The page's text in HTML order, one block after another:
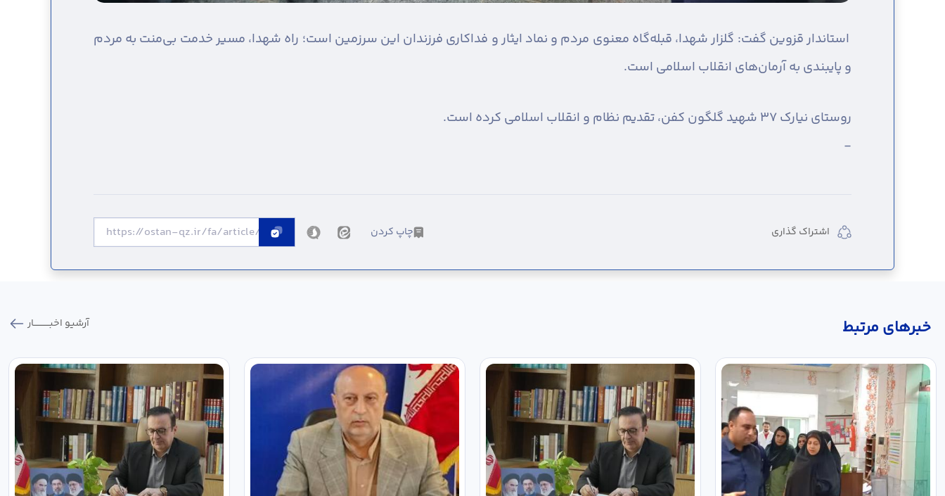
استاندار قزوین گفت: گلزار شهدا، قبله‌گاه معنوی مردم و نماد ایثار و فداکاری فرزندان این سرزمین است؛ راه شهدا، مسیر خدمت بی‌منت به مردم
و پایبندی به آرمان‌های انقلاب اسلامی است.
روستای نیارک ۳۷ شهید گلگون کفن، تقدیم نظام و انقلاب اسلامی کرده است.
-
اشتراک گذاری چاپ کردن
خبر‌های مرتبط آرشیو اخبـــــــــــار